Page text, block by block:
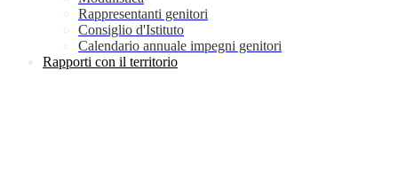
Rappresentanti genitori
Consiglio d'Istituto
Calendario annuale impegni genitori
Rapporti con il territorio